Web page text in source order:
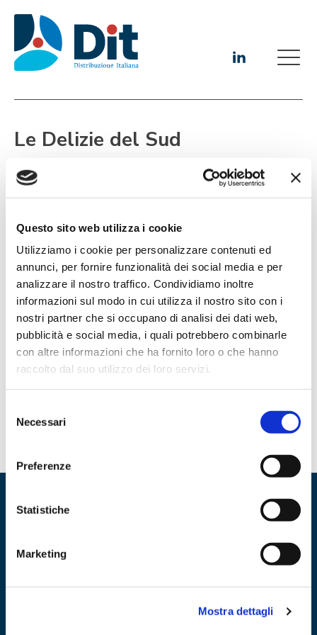
Questo sito web utilizza i cookie
Utilizziamo i cookie per personalizzare contenuti ed
annunci, per fornire funzionalità dei social media e per
analizzare il nostro traffico. Condividiamo inoltre
informazioni sul modo in cui utilizza il nostro sito con i
nostri partner che si occupano di analisi dei dati web,
pubblicità e social media, i quali potrebbero combinarle
con altre informazioni che ha fornito loro o che hanno
raccolto dal suo utilizzo dei loro servizi.
delNecessari
Preferenze
Statistiche
Marketing
Mostra dettagli
Le Delizie del Sud
1998 e opera sul mercato mediante una rete vendita di agenti
presenti sul territorio. La società ha un centro distributivo di
12.000 mq, ubicato nella Zona ASI di Gricignano di Aversa (CE),
che consente di rendere efficiente la nostra rete distributiva
nelle aree di interesse.
Sede Legale:Via Miguel Cervantes De Saavedra, 55/27 -
80133 NAPOLI (NA)
Sede Operativa:Via Consortile Zona ASI Vega, 25/B - 81030
Gricignano D’Aversa (CE)
Telefono:08118674169